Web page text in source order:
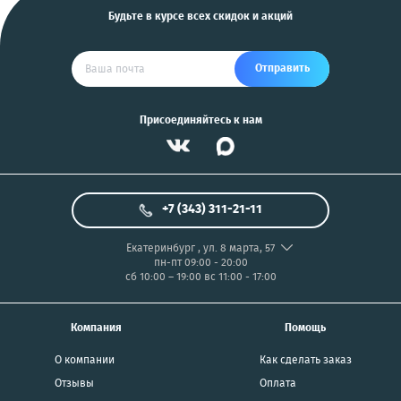
Будьте в курсе всех скидок и акций
Отправить
Присоединяйтесь к нам
Помощь
Как сделать заказ
Оплата
Компания
О компании
Отзывы
+7 (343) 311-21-11
Екатеринбург, ул. 8 марта, 57
пн-пт 09:00 - 20:00
сб 10:00 – 19:00 вс 11:00 - 17:00